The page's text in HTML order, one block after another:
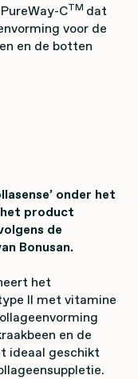
CTM dat
voor de
en de botten
onder het
product
de
Bonusan.
het
II met vitamine
en de
ideaal geschikt